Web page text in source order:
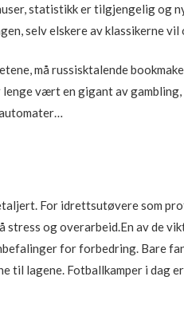
statistikk er tilgjengelig og
selv elskere av klassikerne vil
må russisktalende
lenge vært en gigant av
For idrettsutøvere som
stress og overarbeid.En av de
for forbedring. Bare
til lagene. Fotballkamper i dag